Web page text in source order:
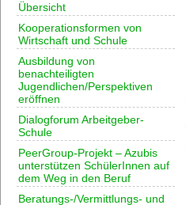
Übersicht
Kooperationsformen von
Wirtschaft und Schule
Ausbildung von
benachteiligten
Jugendlichen/Perspektiven
eröffnen
Dialogforum Arbeitgeber-
Schule
PeerGroup-Projekt – Azubis
unterstützen SchülerInnen auf
dem Weg in den Beruf
Beratungs-/Vermittlungs- und